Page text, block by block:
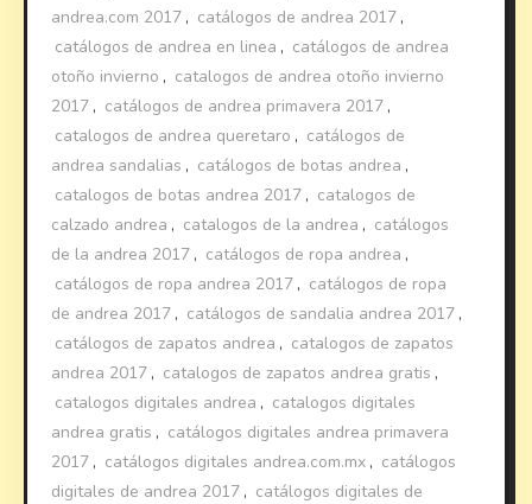
andrea.com 2017 , catálogos de andrea 2017 ,
catálogos de andrea en linea , catálogos de andrea
otoño invierno , catalogos de andrea otoño invierno
2017 , catálogos de andrea primavera 2017 ,
catalogos de andrea queretaro , catálogos de
andrea sandalias , catálogos de botas andrea ,
catalogos de botas andrea 2017 , catalogos de
calzado andrea , catalogos de la andrea , catálogos
de la andrea 2017 , catálogos de ropa andrea ,
catálogos de ropa andrea 2017 , catálogos de ropa
de andrea 2017 , catálogos de sandalia andrea 2017 ,
catálogos de zapatos andrea , catalogos de zapatos
andrea 2017 , catalogos de zapatos andrea gratis ,
catalogos digitales andrea , catalogos digitales
andrea gratis , catálogos digitales andrea primavera
2017 , catálogos digitales andrea.com.mx , catálogos
digitales de andrea 2017 , catálogos digitales de